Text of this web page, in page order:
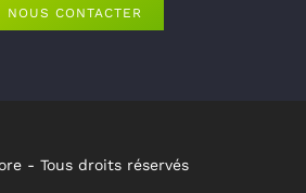
NOUS CONTACTER
- Tous droits réservés